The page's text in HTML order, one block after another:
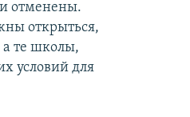
отменены.
открыться,
те школы,
условий для